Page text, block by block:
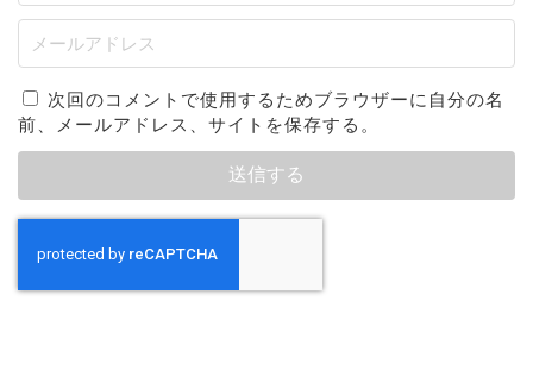
次回のコメントで使用するためブラウザーに自分の名
前、メールアドレス、サイトを保存する。